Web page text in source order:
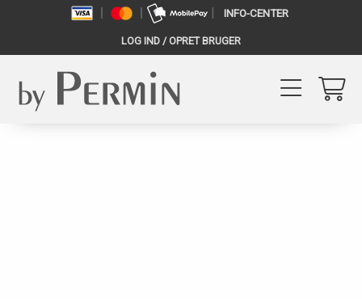
INFO-CENTER
LOG IND / OPRET BRUGER